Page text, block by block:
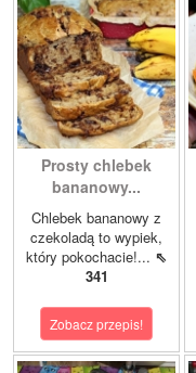
Prosty chlebek
bananowy...
Chlebek bananowy z
czekoladą to wypiek,
który pokochacie!... ⇖
341
Zobacz przepis!